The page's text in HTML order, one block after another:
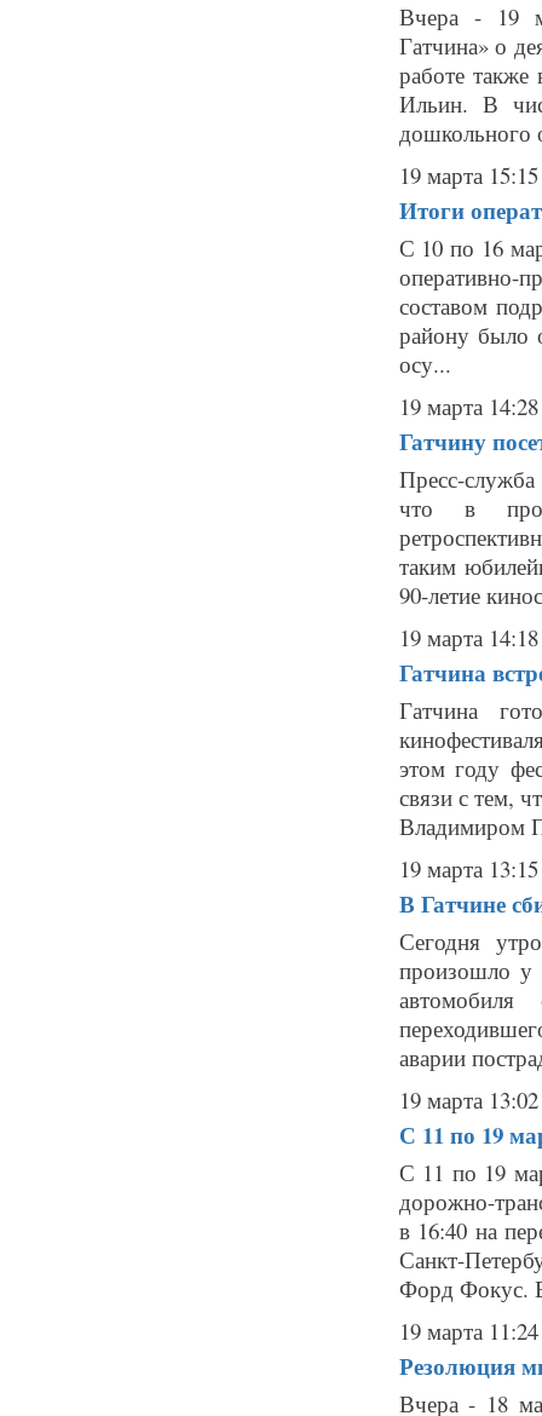
Вчера - 19
Гатчина» о
работе также
Ильин. В
дошкольного
19 марта 15:15
Итоги
С 10 по 16
оперативно-
составом
району было
осу...
19 марта 14:28
Гатчину
Пресс-
что в
таким
90-летие
19 марта 14:18
Гатчина
Гатчина
этом году
связи с тем,
Владимиром
19 марта 13:15
В Гатчине
Сегодня
произошло у
аварии
19 марта 13:02
С 11 по 19
С 11 по 19
дорожно-
в 16:40 на
Санкт-
Форд Фокус.
19 марта 11:24
Резолюция
Вчера - 18